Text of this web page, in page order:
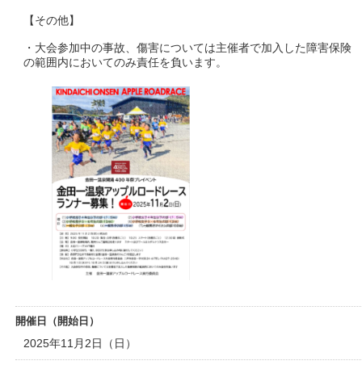
【その他】
・大会参加中の事故、傷害については主催者で加入した障害保険
の範囲内においてのみ責任を負います。
開催日（開始日）
2025年11月2日（日）